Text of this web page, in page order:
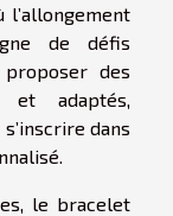
de défis
proposer des
adaptés,
dans
le bracelet